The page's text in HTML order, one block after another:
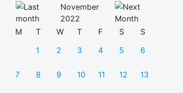
November
2022
M
T W T F S
S
1
2 3 4 5 6
7 8 9 10 11 12 13